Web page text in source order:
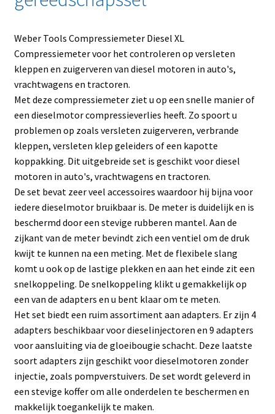
Weber Tools Compressiemeter Diesel XL
Compressiemeter voor het controleren op versleten
kleppen en zuigerveren van diesel motoren in auto's,
vrachtwagens en tractoren.
Met deze compressiemeter ziet u op een snelle manier of
een dieselmotor compressieverlies heeft. Zo spoort u
problemen op zoals versleten zuigerveren, verbrande
kleppen, versleten klep geleiders of een kapotte
koppakking. Dit uitgebreide set is geschikt voor diesel
motoren in auto's, vrachtwagens en tractoren.
De set bevat zeer veel accessoires waardoor hij bijna voor
iedere dieselmotor bruikbaar is. De meter is duidelijk en is
beschermd door een stevige rubberen mantel. Aan de
zijkant van de meter bevindt zich een ventiel om de druk
kwijt te kunnen na een meting. Met de flexibele slang
komt u ook op de lastige plekken en aan het einde zit een
snelkoppeling. De snelkoppeling klikt u gemakkelijk op
een van de adapters en u bent klaar om te meten.
Het set biedt een ruim assortiment aan adapters. Er zijn 4
adapters beschikbaar voor dieselinjectoren en 9 adapters
voor aansluiting via de gloeibougie schacht. Deze laatste
soort adapters zijn geschikt voor dieselmotoren zonder
injectie, zoals pompverstuivers. De set wordt geleverd in
een stevige koffer om alle onderdelen te beschermen en
makkelijk toegankelijk te maken.